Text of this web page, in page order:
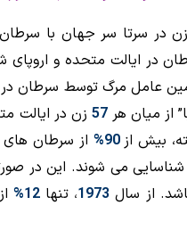
در سرتا سر جهان با
در ایالت متحده و اروپای
عامل مرگ توسط سرطان در
از میان هر 57
بیش از 90% از سرطان های
شناسایی می شوند. این در
از سال 1973، تنها 12%